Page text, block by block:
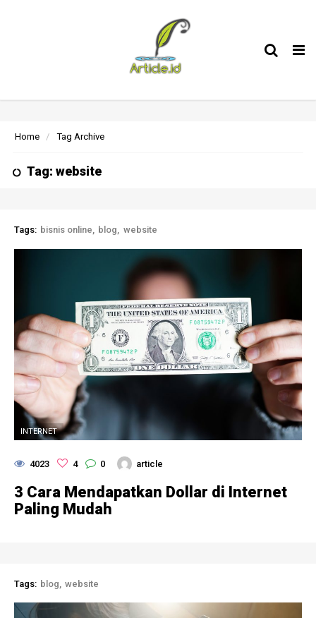
Home Tag Archive
Tag: website
Tags: bisnis online blog website
INTERNET
4023 4 0 article
3 Cara Mendapatkan Dollar di Internet
Paling Mudah
Tags: blog website